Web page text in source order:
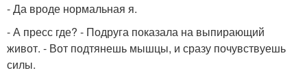
- Да вроде нормальная я.
- А пресс где? - Подруга показала на выпирающий
живот. - Вот подтянешь мышцы, и сразу почувствуешь
силы.